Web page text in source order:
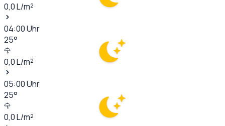
0,0L/m²
04:00Uhr
25°
0,0L/m²
05:00Uhr
25°
0,0L/m²